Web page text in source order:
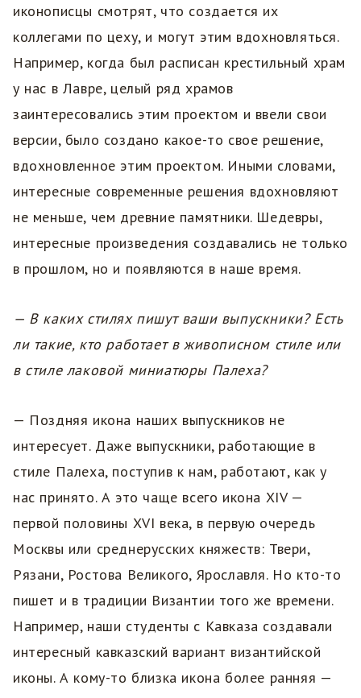
иконописцы смотрят, что создается их
коллегами по цеху, и могут этим вдохновляться.
Например, когда был расписан крестильный храм
у нас в Лавре, целый ряд храмов
заинтересовались этим проектом и ввели свои
версии, было создано какое-то свое решение,
вдохновленное этим проектом. Иными словами,
интересные современные решения вдохновляют
не меньше, чем древние памятники. Шедевры,
интересные произведения создавались не только
в прошлом, но и появляются в наше время.
— В каких стилях пишут ваши выпускники? Есть
ли такие, кто работает в живописном стиле или
в стиле лаковой миниатюры Палеха?
— Поздняя икона наших выпускников не
интересует. Даже выпускники, работающие в
стиле Палеха, поступив к нам, работают, как у
нас принято. А это чаще всего икона XIV —
первой половины XVI века, в первую очередь
Москвы или среднерусских княжеств: Твери,
Рязани, Ростова Великого, Ярославля. Но кто-то
пишет и в традиции Византии того же времени.
Например, наши студенты с Кавказа создавали
интересный кавказский вариант византийской
иконы. А кому-то близка икона более ранняя —